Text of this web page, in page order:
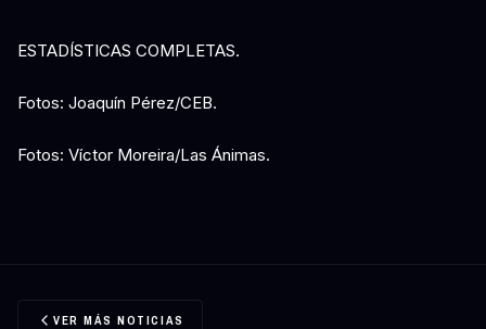
ESTADÍSTICAS COMPLETAS.
Fotos: Joaquín Pérez/CEB.
Fotos: Víctor Moreira/Las Ánimas.
VER MÁS NOTICIAS